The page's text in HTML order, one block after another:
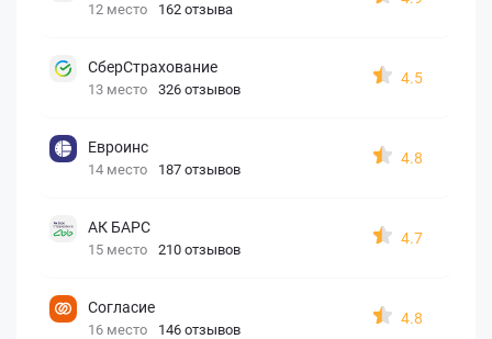
12 место 162 отзыва
СберСтрахование
13 место 326 отзывов
4.5
Евроинс
14 место 187 отзывов
4.8
АК БАРС
15 место 210 отзывов
4.7
Согласие
16 место 146 отзывов
4.8